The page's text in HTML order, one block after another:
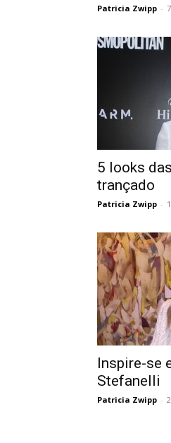
Patricia Zwipp -
5 looks
trançado
Patricia Zwipp -
Inspire-se
Stefanelli
Patricia Zwipp -